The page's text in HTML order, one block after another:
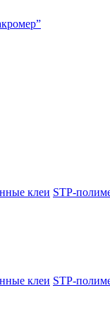
клеи STP-
клеи STP-